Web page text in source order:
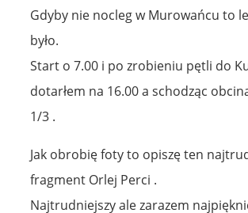
Gdyby nie nocleg w Murowańcu to
było.
Start o 7.00 i po zrobieniu pętli do
dotarłem na 16.00 a schodząc
1/3 .
Jak obrobię foty to opiszę ten
fragment Orlej Perci .
Najtrudniejszy ale zarazem